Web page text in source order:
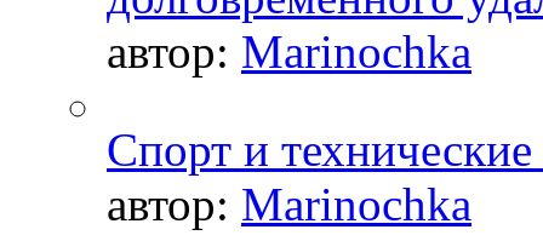
автор: Marinochka
Спорт и
автор: Marinochka